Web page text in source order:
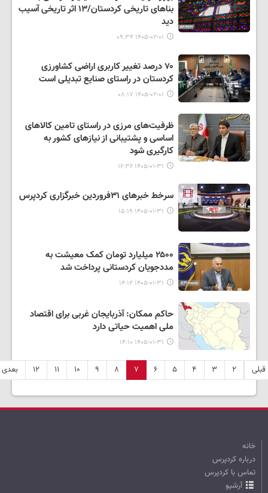
بناهای تاریخی کردستان/۱۳ اثر تاریخی آسیب
دید
۱۴۰۵-۰۲-۰۱ ۰۹:۳۴
۷۰ درصد تغییر کاربری اراضی کشاورزی
کردستان در راستای صنایع تبدیلی است
۱۴۰۵-۰۲-۰۱ ۰۸:۱۷
ظرفیت‌های مرزی در راستای تامین کالاهای
اساسی و پشتیبانی از نیازهای کشور به
کارگیری شود
۱۴۰۵-۰۱-۳۱ ۱۶:۳۶
سرخط خبرهای ۳۱فروردین خبرگزاری کردپرس
۱۴۰۵-۰۱-۳۱ ۱۵:۱۹
۲۵۰۰ میلیارد تومان کمک معیشت به
مددجویان کردستانی پرداخت شد
۱۴۰۵-۰۱-۳۱ ۱۴:۱۲
حاکم ممکان: آذربایجان غربی برای اقتصاد
ملی اهمیت حیاتی دارد
۱۴۰۵-۰۱-۳۱ ۱۴:۱۰
قبلی ۲ ۳ ۴ ۵ ۶ ۷ ۸ ۹ ۱۰ ۱۱ ۱۲ بعدی
خانه
درباره کردپرس
تماس با کردپرس
آرشیو